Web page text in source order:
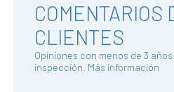
COMENTARIOS
CLIENTES
Opiniones con menos de 3
inspección. Más información